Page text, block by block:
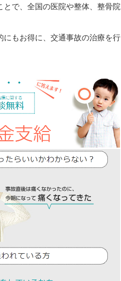
で、全国の医院や整体、整骨院
にもお得に、交通事故の治療を行